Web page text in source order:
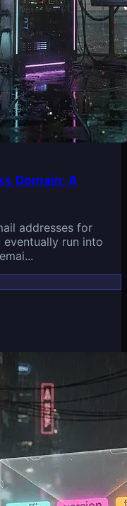
Domain: A
addresses for
eventually run into